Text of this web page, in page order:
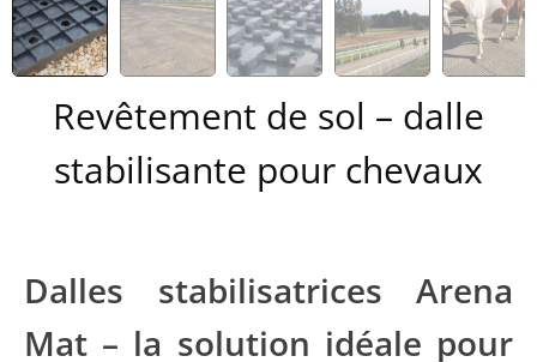
Revêtement de sol – dalle
stabilisante pour chevaux
Dalles stabilisatrices Arena
Mat – la solution idéale pour